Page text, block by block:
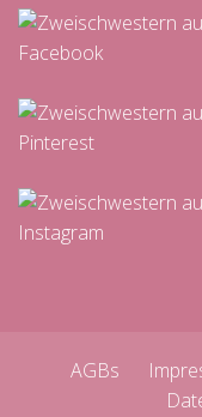
AGBs